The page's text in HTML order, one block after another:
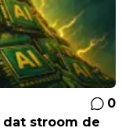
0
dat stroom de